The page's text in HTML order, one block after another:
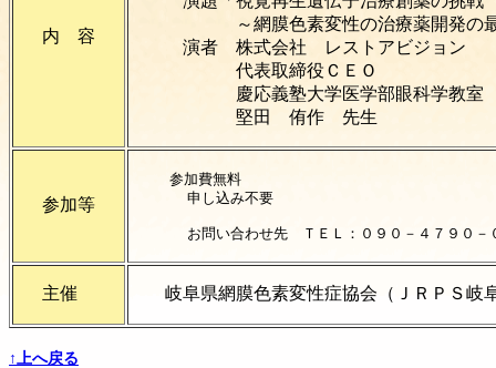
内 容
～網膜色素変性の治療薬開発の最
演者 株式会社 レストアビジョン
代表取締役ＣＥＯ
慶応義塾大学医学部眼科学教室
堅田 侑作 先生
参加等
参加費無料
申し込み不要
お問い合わせ先 ＴＥＬ：０９０－４７９０－
主催 岐阜県網膜色素変性症協会（ＪＲＰ
↑上へ戻る